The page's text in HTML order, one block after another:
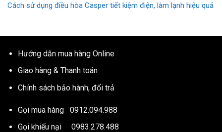
Cách sử dụng điều hòa Casper tiết kiệm điện, làm lạnh hiệu quả
Hướng dẫn mua hàng Online
Giao hàng & Thanh toán
Chính sách bảo hành, đổi trả
Gọi mua hàng 0912.094.988
Gọi khiếu nại 0983.278.488